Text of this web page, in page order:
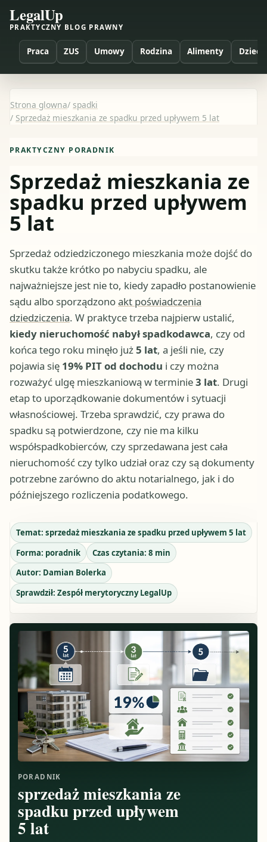
LegalUp
PRAKTYCZNY BLOG PRAWNY
Praca ZUS Umowy Rodzina Alimenty Dzieci
Strona glowna/ spadki
/ Sprzedaż mieszkania ze spadku przed upływem 5 lat
PRAKTYCZNY PORADNIK
Sprzedaż mieszkania ze
spadku przed upływem
5 lat
Sprzedaż odziedziczonego mieszkania może dojść do
skutku także krótko po nabyciu spadku, ale
najważniejsze jest nie to, kiedy zapadło postanowienie
sądu albo sporządzonoakt poświadczenia
dziedziczenia. W praktyce trzeba najpierw ustalić,
kiedy nieruchomość nabył spadkodawca, czy od
końca tego roku minęło już5 lat, a jeśli nie, czy
pojawia się 19% PIT od dochodu i czy można
rozważyć ulgę mieszkaniową w terminie3 lat. Drugi
etap to uporządkowanie dokumentów i sytuacji
własnościowej. Trzeba sprawdzić, czy prawa do
spadku są potwierdzone, czy nie ma kilku
współspadkobierców, czy sprzedawana jest cała
nieruchomość czy tylko udział oraz czy są dokumenty
potrzebne zarówno do aktu notarialnego, jak i do
późniejszego rozliczenia podatkowego.
Temat: sprzedaż mieszkania ze spadku przed upływem 5 lat
Forma: poradnik Czas czytania: 8 min
Autor: Damian Bolerka
Sprawdził: Zespół merytoryczny LegalUp
PORADNIK
sprzedaż mieszkania ze
spadku przed upływem
5 lat